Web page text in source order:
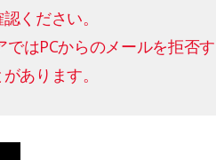
ください。
はPCからのメールを拒否
あります。